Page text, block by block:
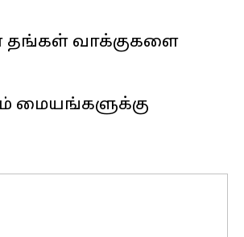
தங்கள் வாக்குகளை
மையங்களுக்கு